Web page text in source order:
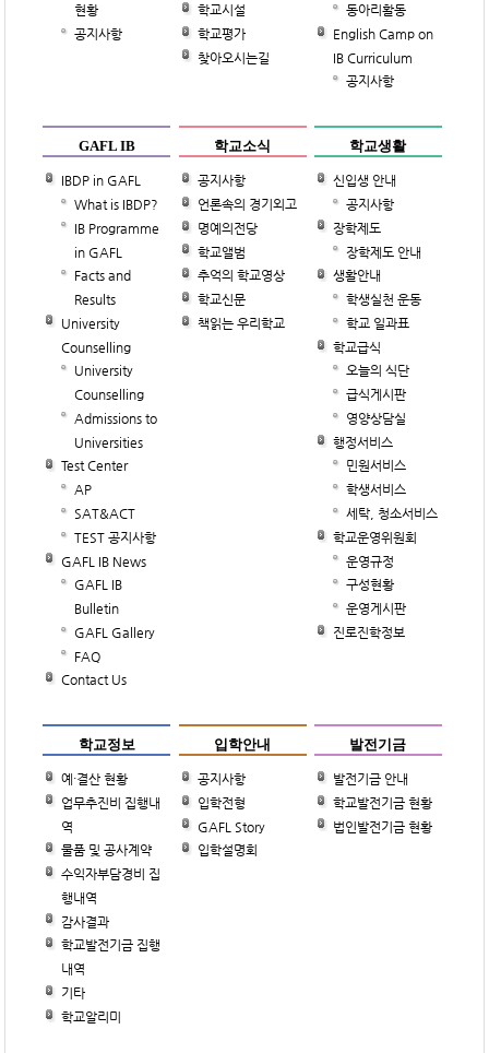
현황
공지사항
학교시설
학교평가
찾아오시는길
동아리활동
English Camp on
IB Curriculum
공지사항
GAFL IB
IBDP in GAFL
What is IBDP?
IB Programme
in GAFL
Facts and
Results
University
Counselling
University
Counselling
Admissions to
Universities
Test Center
AP
SAT&ACT
TEST 공지사항
GAFL IB News
GAFL IB
Bulletin
GAFL Gallery
FAQ
Contact Us
학교소식
공지사항
언론속의 경기외고
명예의전당
학교앨범
추억의 학교영상
학교신문
책읽는 우리학교
학교생활
신입생 안내
공지사항
장학제도
장학제도 안내
생활안내
학생실천 운동
학교 일과표
학교급식
오늘의 식단
급식게시판
영양상담실
행정서비스
민원서비스
학생서비스
세탁, 청소서비스
학교운영위원회
운영규정
구성현황
운영게시판
진로진학정보
학교정보
예·결산 현황
업무추진비 집행내
역
물품 및 공사계약
수익자부담경비 집
행내역
감사결과
학교발전기금 집행
내역
기타
학교알리미
입학안내
공지사항
입학전형
GAFL Story
입학설명회
발전기금
발전기금 안내
학교발전기금 현황
법인발전기금 현황